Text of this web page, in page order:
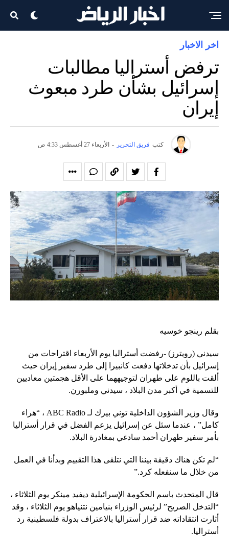
اخر الاخبار
ترفض أستراليا مطالبات
إسرائيل بشأن طرد مبعوث
إيران
كتب فريق التحرير - الأربعاء 27 أغسطس 4:33 ص
بقلم رينجو خوسيه
سيدني (رويترز) -رفضت أستراليا يوم الأربعاء اقتراحات من
إسرائيل بأن تدخلاتها دفعت كانبيرا إلى طرد سفير إيران حيث
ألقت باللوم على طهران لتوجيههما على الأقل هجمتين معاديين
للتسمية في أكبر مدن البلاد ، سيدني وملبورن.
وقال وزير الشؤون الداخلية توني بيرك لـ ABC Radio ، “هراء
كامل” ، عندما سئل عن إسرائيل يزعم الفضل في قرار أستراليا
بأمر سفير طهران أحمد سادغي بمغادرة البلاد.
“لم تكن هناك دقيقة بيننا التي نتلقى هذا التقييم وبدأنا في العمل
من خلال ما سنفعله كرد.”
قال المتحدث باسم الحكومة الإسرائيلية ديفيد مينكر يوم الثلاثاء ،
“التدخل الصريح” لرئيس الوزراء بنيامين نتنياهو يوم الثلاثاء ، وقد
أثارت انتقاداته ضد قرار أستراليا بالاعتراف بدولة فلسطينية رد
أستراليا.